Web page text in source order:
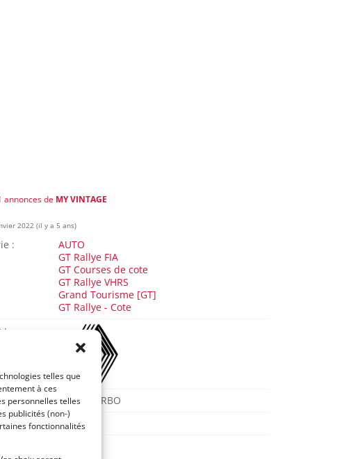
telles que
à ces
personnelles telles
publicités (non-)
fonctionnalités
annonces de MY VINTAGE
2022 (il y a 5 ans)
:
AUTO
GT Rallye FIA
GT Courses de cote
GT Rallye VHRS
Grand Tourisme [GT]
GT Rallye - Cote
:
R5 GT TURBO
1989